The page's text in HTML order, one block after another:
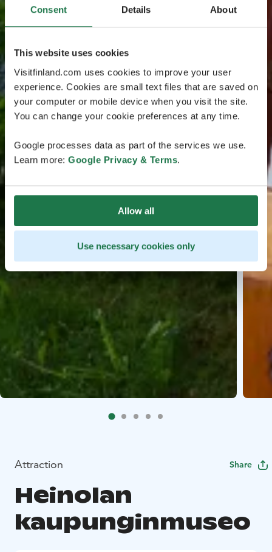
Consent Details About
This website uses cookies
Visitfinland.com uses cookies to improve your user
experience. Cookies are small text files that are saved on
your computer or mobile device when you visit the site.
You can change your cookie preferences at any time.
Google processes data as part of the services we use.
Learn more: Google Privacy & Terms.
Allow all
Use necessary cookies only
Attraction Share
Heinolan
kaupunginmuseo